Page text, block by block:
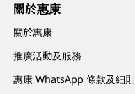
關於惠康
關於惠康
推廣活動及服務
惠康 WhatsApp 條款及細則